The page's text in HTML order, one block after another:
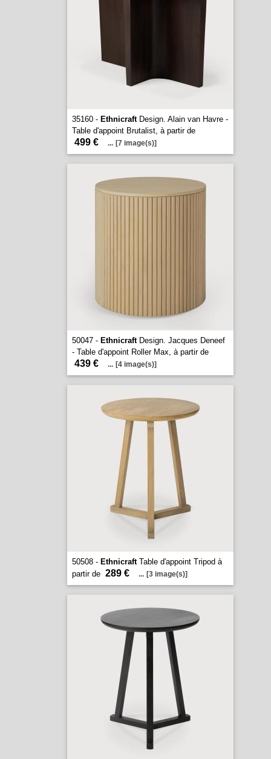
35160 - EthnicraftDesign. Alain van Havre -
Table d'appoint Brutalist, à partir de
499 € ... [7 image(s)]
50047 - EthnicraftDesign. Jacques Deneef
- Table d'appoint Roller Max, à partir de
439 € ... [4 image(s)]
50508 - EthnicraftTable d'appoint Tripod à
partir de 289 € ... [3 image(s)]